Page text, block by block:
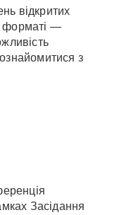
відкритих
форматі —
з
Засідання